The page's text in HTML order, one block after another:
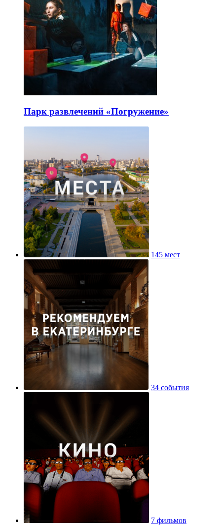
Парк развлечений «Погружение»
145 мест
34 события
7 фильмов